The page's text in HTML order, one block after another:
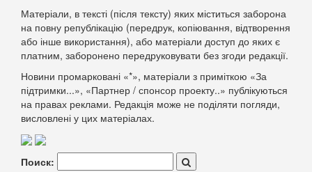
Матеріали, в тексті (після тексту) яких міститься заборона
на повну републікацію (передрук, копіювання, відтворення
або інше використання), або матеріали доступ до яких є
платним, заборонено передруковувати без згоди редакції.
Новини промарковані «*», матеріали з приміткою «За
підтримки...», «Партнер / спонсор проекту..» публікуються
на правах реклами. Редакція може не поділяти погляди,
висловлені у цих матеріалах.
Поиск: